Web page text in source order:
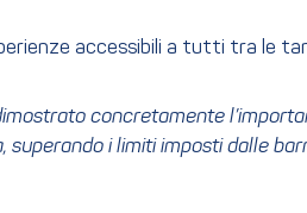
accessibili a tutti tra le
concretamente
i limiti imposti dalle